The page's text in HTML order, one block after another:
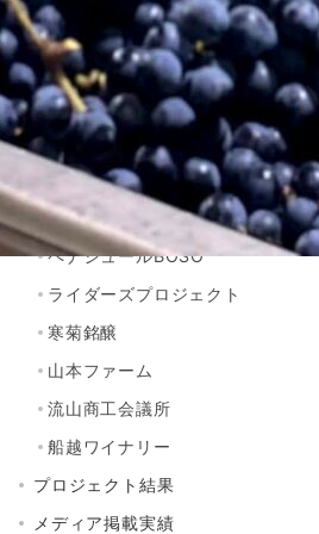
船越ワイナリー
プレスリリース
プロジェクトご紹介
CHIBA SAKE
ちばクラフトビアガーデン
キンセンス QUIT.S
ペナシュールBOSO
ライダーズプロジェクト
寒菊銘醸
山本ファーム
流山商工会議所
船越ワイナリー
プロジェクト結果
メディア掲載実績